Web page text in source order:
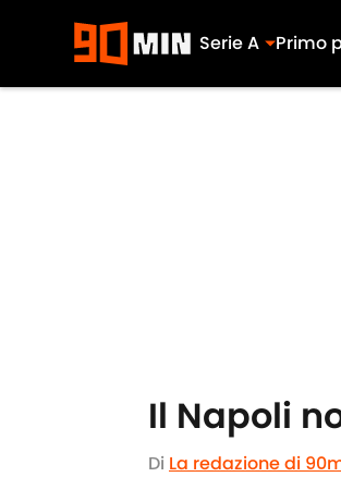
Serie A Primo
Il Napoli
Di La redazione di